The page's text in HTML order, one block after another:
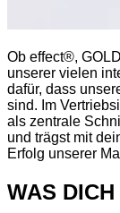
Ob effect®,
unserer vielen
dafür, dass
sind. Im
als zentrale
und trägst mit
Erfolg unserer
WAS